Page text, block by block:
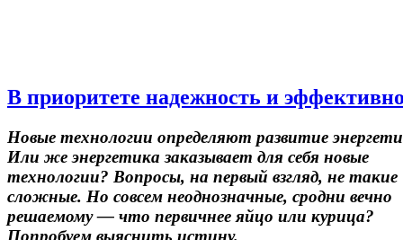
В приоритете надежность и
Новые технологии определяют развитие
Или же энергетика заказывает для себя новые
технологии? Вопросы, на первый взгляд, не такие
сложные. Но совсем неоднозначные, сродни вечно
решаемому — что первичнее яйцо или курица?
Попробуем выяснить истину.